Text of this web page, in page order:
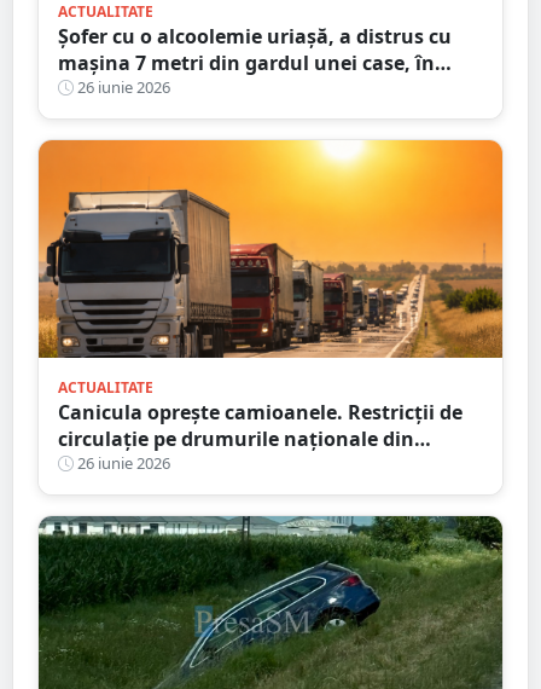
ACTUALITATE
Șofer cu o alcoolemie uriașă, a distrus cu
mașina 7 metri din gardul unei case, în
județul Satu Mare
26 iunie 2026
ACTUALITATE
Canicula oprește camioanele. Restricții de
circulație pe drumurile naționale din
județul Satu Mare
26 iunie 2026